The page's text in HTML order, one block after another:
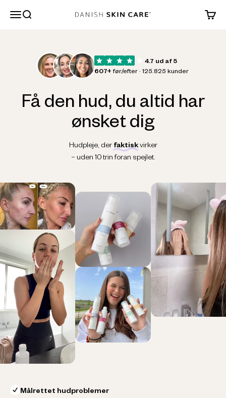
Søg
Danish Skin Care
4.7 ud af 5
607+før/efter · 125.825 kunder
Få den hud, du altid har
ønsket dig
Hudpleje, der faktiskvirker
– uden 10 trin foran spejlet.
Målrettet hudproblemer